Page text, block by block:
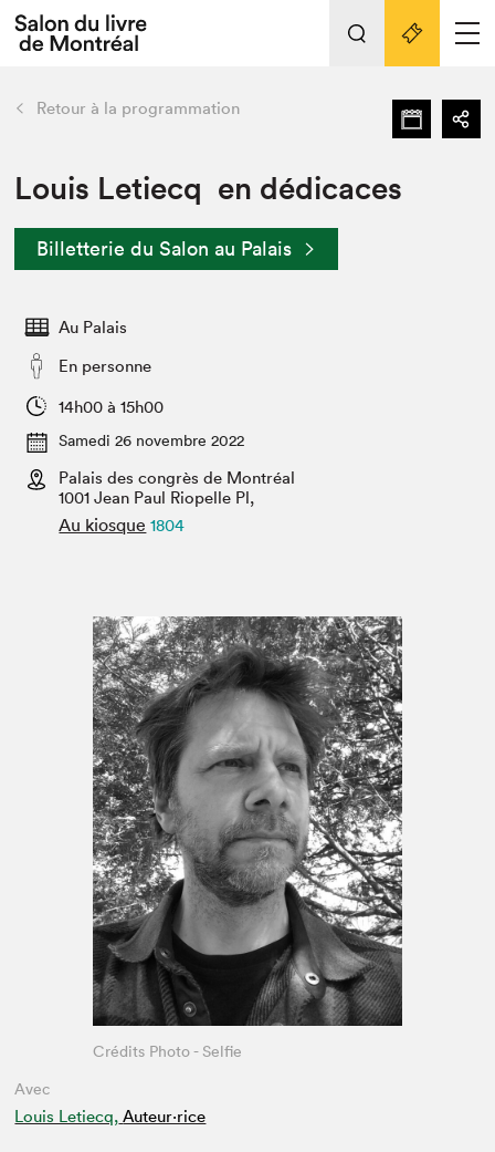
Espace exposant⋅e⋅s
Espace enseignant·e·s
Espace médias
L'événement
Préparer sa visite au Salon
Actualités
SLM PRO
retour Nos activités
Préparer sa visite
Salon dans la ville et en ligne
Projets partenaires
Liens pratiques
Retour à la programmation
Louis Letiecq en dédicaces
Billetterie du Salon au Palais
Au Palais
En personne
14h00 à 15h00
Samedi 26 novembre 2022
Palais des congrès de Montréal
1001 Jean Paul Riopelle Pl,
Au kiosque 1804
Avec
Louis Letiecq, Auteur·rice
Crédits Photo - Selfie